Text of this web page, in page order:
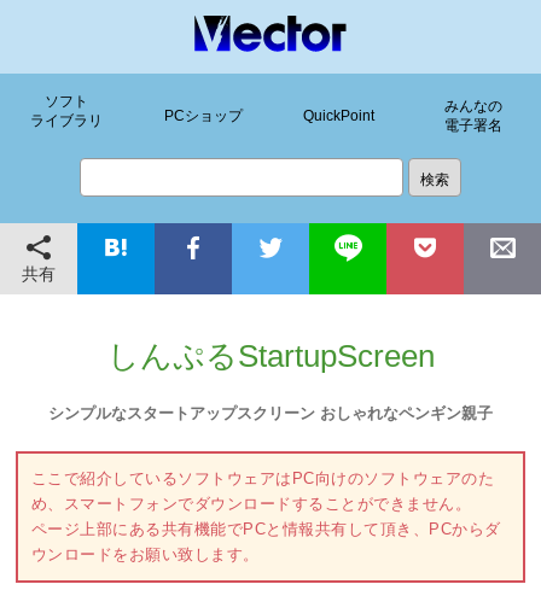
ソフト
ライブラリ
PCショップ QuickPoint
みんなの
電子署名
共有
しんぷるStartupScreen
シンプルなスタートアップスクリーン おしゃれなペンギン親子
ここで紹介しているソフトウェアはPC向けのソフトウェアのた
め、スマートフォンでダウンロードすることができません。
ページ上部にある共有機能でPCと情報共有して頂き、PCからダ
ウンロードをお願い致します。